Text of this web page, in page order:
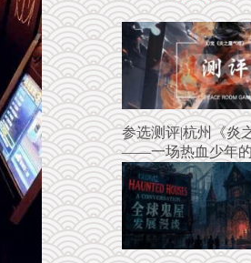
参选测评|杭州《炎
——一场热血少年